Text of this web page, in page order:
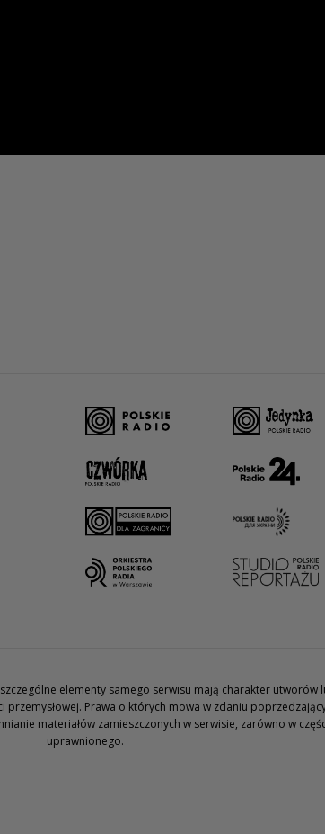
elementy samego serwisu mają charakter
Prawa o których mowa w zdaniu
materiałów zamieszczonych w serwisie, zarówno w
uprawnionego.